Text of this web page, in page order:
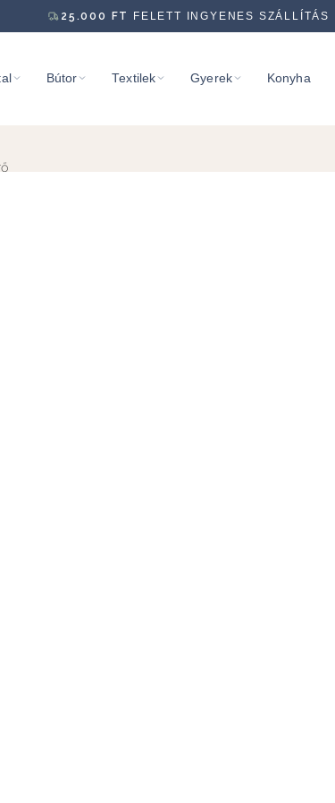
25.000 FT FELETT INGYENES SZÁLLÍTÁS
Bútor Textilek Gyerek Konyha